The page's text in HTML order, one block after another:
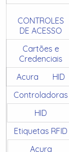
CONTROLES
DE ACESSO
Cartões e
Credenciais
Acura
HID
Controladoras
HID
Etiquetas RFID
Acura